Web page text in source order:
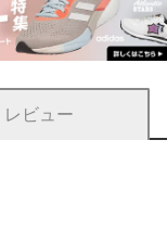
レビュー